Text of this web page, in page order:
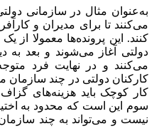
به‌عنوان مثال در سازمانی
می‌کنند تا برای مدیران و
کنند. این پرونده‌ها معمولا
دولتی آغاز می‌شوند و بعد به
می‌کنند و در نهایت فرد
کارکنان دولتی در چند سازمان
کار کوچک باید هزینه‌های
سوم این است که محدود به
نیست و می‌تواند به چند